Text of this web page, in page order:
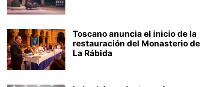
Toscano anuncia el inicio de la
restauración del Monasterio de
La Rábida